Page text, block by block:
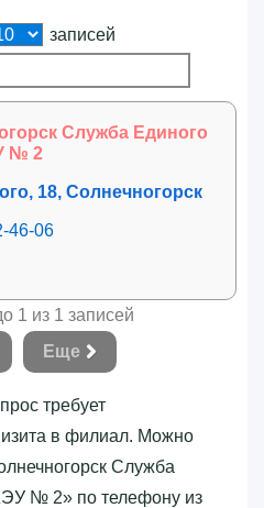
записей
Служба Единого
№ 2
18, Солнечногорск
46-06
1 из 1 записей
Еще
требует
в филиал. Можно
Служба
№ 2»‎ по телефону из